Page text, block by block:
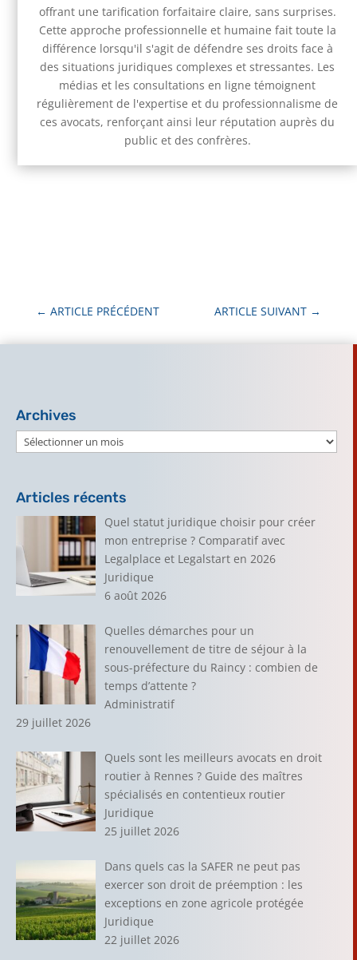
offrant une tarification forfaitaire claire, sans surprises.
Cette approche professionnelle et humaine fait toute la
différence lorsqu'il s'agit de défendre ses droits face à
des situations juridiques complexes et stressantes. Les
médias et les consultations en ligne témoignent
régulièrement de l'expertise et du professionnalisme de
ces avocats, renforçant ainsi leur réputation auprès du
public et des confrères.
← ARTICLE PRÉCÉDENT ARTICLE SUIVANT →
Archives
Archives
Articles récents
Quel statut juridique choisir pour créer
mon entreprise ? Comparatif avec
Legalplace et Legalstart en 2026
Juridique
6 août 2026
Quelles démarches pour un
renouvellement de titre de séjour à la
sous-préfecture du Raincy : combien de
temps d’attente ?
Administratif
29 juillet 2026
Quels sont les meilleurs avocats en droit
routier à Rennes ? Guide des maîtres
spécialisés en contentieux routier
Juridique
25 juillet 2026
Dans quels cas la SAFER ne peut pas
exercer son droit de préemption : les
exceptions en zone agricole protégée
Juridique
22 juillet 2026